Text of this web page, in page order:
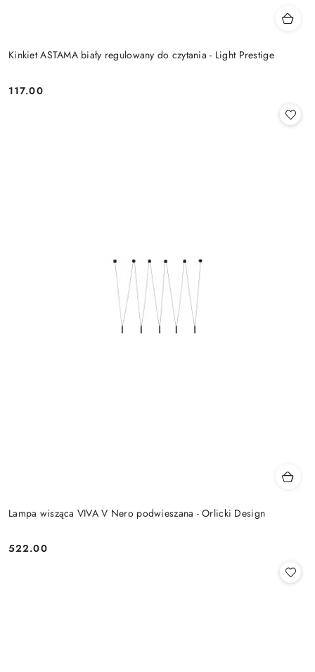
Kinkiet ASTAMA biały regulowany do czytania - Light Prestige
Cena:
117.00
Lampa wisząca VIVA V Nero podwieszana - Orlicki Design
Cena:
522.00